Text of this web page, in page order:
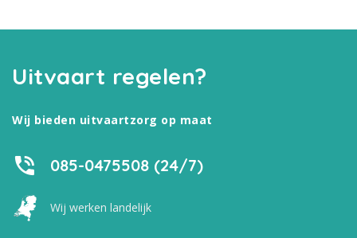
Uitvaart regelen?
Wij bieden uitvaartzorg op maat
085-0475508 (24/7)
Wij werken landelijk